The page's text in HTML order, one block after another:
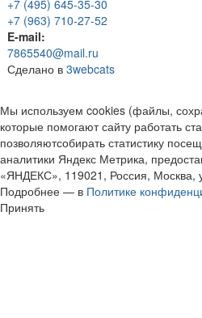
+7 (495) 645-35-30
+7 (963) 710-27-52
E-mail:
7865540@mail.ru
Сделано в 3webcats
Мы используем cookies (файлы,
которые помогают сайту работать
позволяютсобирать статистику
аналитики Яндекс Метрика,
«ЯНДЕКС», 119021, Россия, Москва,
Подробнее — в Политике
Принять